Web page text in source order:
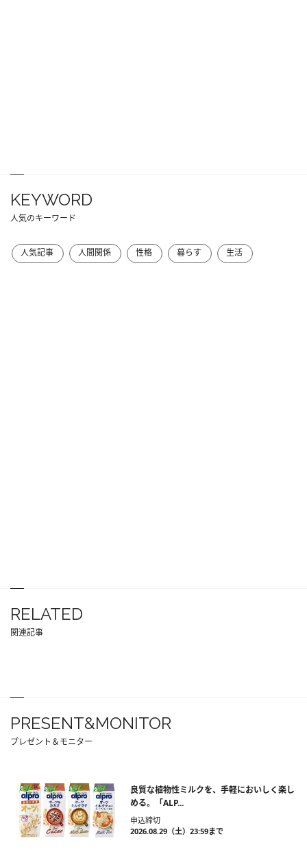
KEYWORD
人気のキーワード
人気記事 人間関係 性格 暮らす 生活
RELATED
関連記事
PRESENT&MONITOR
プレゼント＆モニター
良質な植物性ミルクを、手軽においしく楽し
める。「ALP...
申込締切
2026.08.29（土）23:59まで